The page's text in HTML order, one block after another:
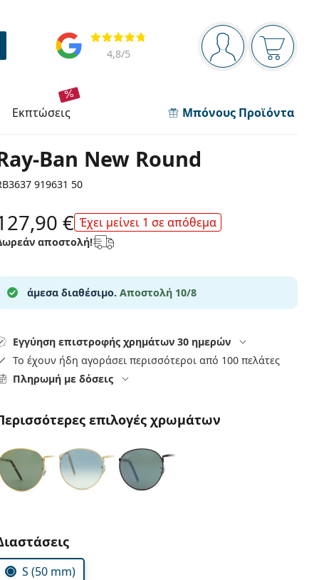
Πίνακας πλοήγησης
Είστε
Το
Αξιολογήσεις
4,8/5
εκπτώσεις Μπόνους Προϊόντα
Ban New Round
919631 50
€ Έχει μείνει 1 σε απόθεμα
αποστολή!
άμεσα διαθέσιμο. Αποστολή 10/8
Εγγύηση επιστροφής χρημάτων 30 ημερών
Το έχουν ήδη αγοράσει περισσότεροι από 100 πελάτες
Πληρωμή με δόσεις
επιλογές χρωμάτων
τις παράμετρους
S (50 mm)